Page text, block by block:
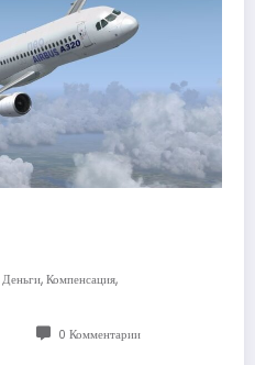
Деньги, Компенсация,
0 Комментарии